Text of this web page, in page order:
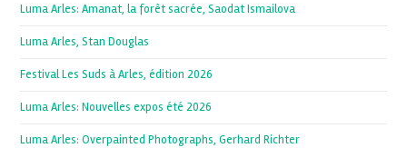
Luma Arles: Amanat, la forêt sacrée, Saodat Ismailova
Luma Arles, Stan Douglas
Festival Les Suds à Arles, édition 2026
Luma Arles: Nouvelles expos été 2026
Luma Arles: Overpainted Photographs, Gerhard Richter